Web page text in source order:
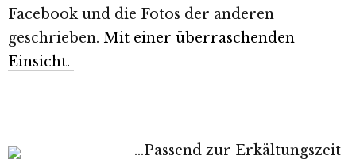
Facebook und die Fotos der anderen
geschrieben. Mit einer überraschenden
Einsicht.
…Passend zur Erkältungszeit